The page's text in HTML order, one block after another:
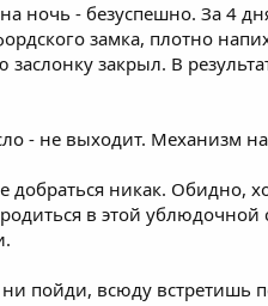
ночь - безуспешно. За 4
замка, плотно
закрыл. В
- не выходит. Механизм
никак. Обидно,
в этой
пойди, всюду встретишь